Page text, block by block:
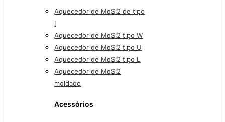
Aquecedor de MoSi2 de tipo
I
Aquecedor de MoSi2 tipo W
Aquecedor de MoSi2 tipo U
Aquecedor de MoSi2 tipo L
Aquecedor de MoSi2
moldado
Acessórios